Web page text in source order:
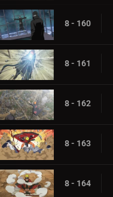
8 - 160
8 - 161
8 - 162
8 - 163
8 - 164